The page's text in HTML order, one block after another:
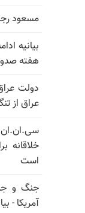
مسعود
بیانیه
هفته
دولت
عراق از
خلاقانه
است
جنگ و
آمریکا -